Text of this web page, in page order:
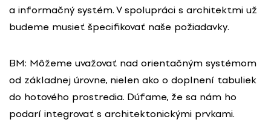
a informačný systém. V spolupráci s architektmi už
budeme musieť špecifikovať naše požiadavky.
BM: Môžeme uvažovať nad orientačným systémom
od základnej úrovne, nielen ako o doplnení tabuliek
do hotového prostredia. Dúfame, že sa nám ho
podarí integrovať s architektonickými prvkami.